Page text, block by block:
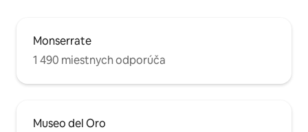
Monserrate
1 490 miestnych odporúča
Museo del Oro